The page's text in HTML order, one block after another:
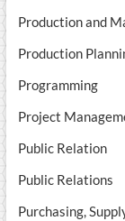
Production and
Production
Programming
Project
Public Relation
Public Relations
Purchasing,